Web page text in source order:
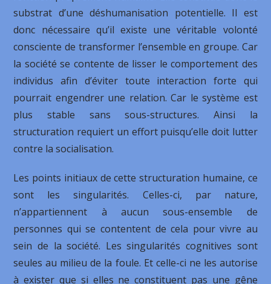
substrat d’une déshumanisation potentielle. Il est
donc nécessaire qu’il existe une véritable volonté
consciente de transformer l’ensemble en groupe. Car
la société se contente de lisser le comportement des
individus afin d’éviter toute interaction forte qui
pourrait engendrer une relation. Car le système est
plus stable sans sous-structures. Ainsi la
structuration requiert un effort puisqu’elle doit lutter
contre la socialisation.
Les points initiaux de cette structuration humaine, ce
sont les singularités. Celles-ci, par nature,
n’appartiennent à aucun sous-ensemble de
personnes qui se contentent de cela pour vivre au
sein de la société. Les singularités cognitives sont
seules au milieu de la foule. Et celle-ci ne les autorise
à exister que si elles ne constituent pas une gêne